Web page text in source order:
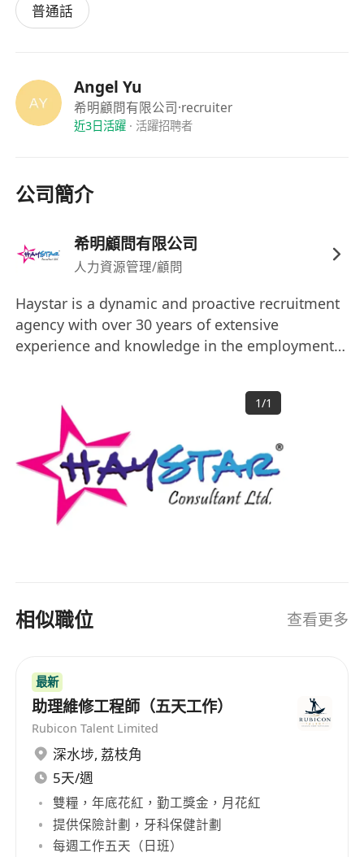
普通話
Angel Yu
希明顧問有限公司·recruiter
近3日活躍· 活躍招聘者
公司簡介
希明顧問有限公司
人力資源管理/顧問
Haystar is a dynamic and proactive recruitment
agency with over 30 years of extensive
experience and knowledge in the employment
customer needs and candidate characteristics
enables us to match jobs precisely. Our services
include talent search, job matching,
outsourcing, and career advice. They are
tailored to the specific needs of our clients and
applicants in their specialised fields. The
remuneration package is commensurate with
For more information, please visit
for recruitment purposes.
1/1
相似職位 查看更多
最新
助理維修工程師（五天工作）
Rubicon Talent Limited
深水埗, 荔枝角
5天/週
雙糧，年底花紅，勤工獎金，月花紅
提供保險計劃，牙科保健計劃
每週工作五天（日班）